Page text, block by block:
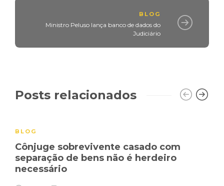
BLOG
Ministro Peluso lança banco de dados do
Judiciário
Posts relacionados
BLOG
Cônjuge sobrevivente casado com
separação de bens não é herdeiro
necessário